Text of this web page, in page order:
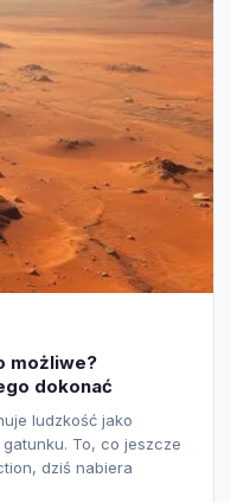
możliwe?
dokonać
ludzkość jako
To, co jeszcze
dziś nabiera